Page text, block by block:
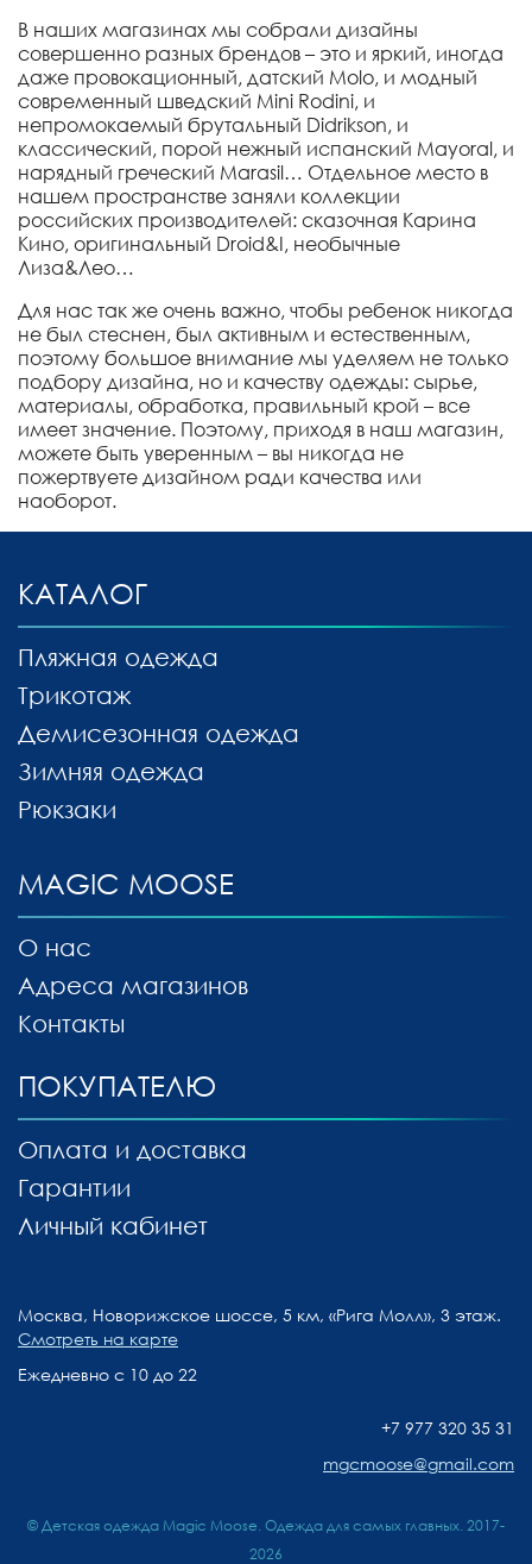
В наших магазинах мы собрали дизайны
совершенно разных брендов – это и яркий, иногда
даже провокационный, датский Molo, и модный
современный шведский Mini Rodini, и
непромокаемый брутальный Didrikson, и
классический, порой нежный испанский Mayoral, и
нарядный греческий Marasil… Отдельное место в
нашем пространстве заняли коллекции
российских производителей: сказочная Карина
Кино, оригинальный Droid&I, необычные
Лиза&Лео…
Для нас так же очень важно, чтобы ребенок никогда
не был стеснен, был активным и естественным,
поэтому большое внимание мы уделяем не только
подбору дизайна, но и качеству одежды: сырье,
материалы, обработка, правильный крой – все
имеет значение. Поэтому, приходя в наш магазин,
можете быть уверенным – вы никогда не
пожертвуете дизайном ради качества или
наоборот.
MAGIC MOOSE
О нас
Адреса магазинов
Контакты
КАТАЛОГ
Пляжная одежда
Трикотаж
Демисезонная одежда
Зимняя одежда
Рюкзаки
ПОКУПАТЕЛЮ
Оплата и доставка
Гарантии
Личный кабинет
Москва, Новорижское шоссе, 5 км, «Рига Молл», 3 этаж.
Смотреть на карте
Ежедневно с 10 до 22
+7 977 320 35 31
mgcmoose@gmail.com
© Детская одежда Magic Moose. Одежда для самых главных. 2017-
2026